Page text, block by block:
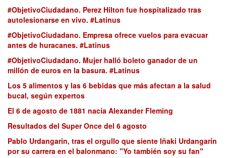
#ObjetivoCiudadano. Perez Hilton fue hospitalizado tras
autolesionarse en vivo. #Latinus
#ObjetivoCiudadano. Empresa ofrece vuelos para evacuar
antes de huracanes. #Latinus
#ObjetivoCiudadano. Mujer halló boleto ganador de un
millón de euros en la basura. #Latinus
Los 5 alimentos y las 6 bebidas que más afectan a la salud
bucal, según expertos
El 6 de agosto de 1881 nacía Alexander Fleming
Resultados del Super Once del 6 agosto
Pablo Urdangarin, tras el orgullo que siente Iñaki Urdangarin
por su carrera en el balonmano: "Yo también soy su fan"